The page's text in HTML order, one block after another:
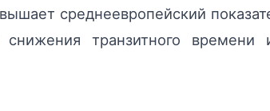
среднеевропейский
транзитного